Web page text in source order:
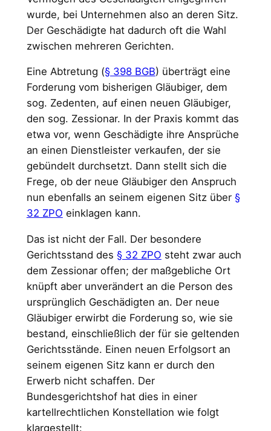
wurde, bei Unternehmen also an deren Sitz.
Der Geschädigte hat dadurch oft die Wahl
zwischen mehreren Gerichten.
Eine Abtretung (§ 398 BGB) überträgt eine
Forderung vom bisherigen Gläubiger, dem
sog. Zedenten, auf einen neuen Gläubiger,
den sog. Zessionar. In der Praxis kommt das
etwa vor, wenn Geschädigte ihre Ansprüche
an einen Dienstleister verkaufen, der sie
gebündelt durchsetzt. Dann stellt sich die
Frege, ob der neue Gläubiger den Anspruch
nun ebenfalls an seinem eigenen Sitz über §
32 ZPO einklagen kann.
Das ist nicht der Fall. Der besondere
Gerichtsstand des § 32 ZPO steht zwar auch
dem Zessionar offen; der maßgebliche Ort
knüpft aber unverändert an die Person des
ursprünglich Geschädigten an. Der neue
Gläubiger erwirbt die Forderung so, wie sie
bestand, einschließlich der für sie geltenden
Gerichtsstände. Einen neuen Erfolgsort an
seinem eigenen Sitz kann er durch den
Erwerb nicht schaffen. Der
Bundesgerichtshof hat dies in einer
kartellrechtlichen Konstellation wie folgt
klargestellt: